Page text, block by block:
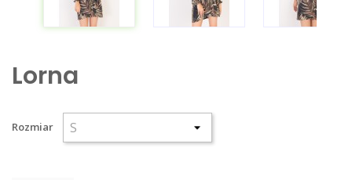
Lorna
Rozmiar